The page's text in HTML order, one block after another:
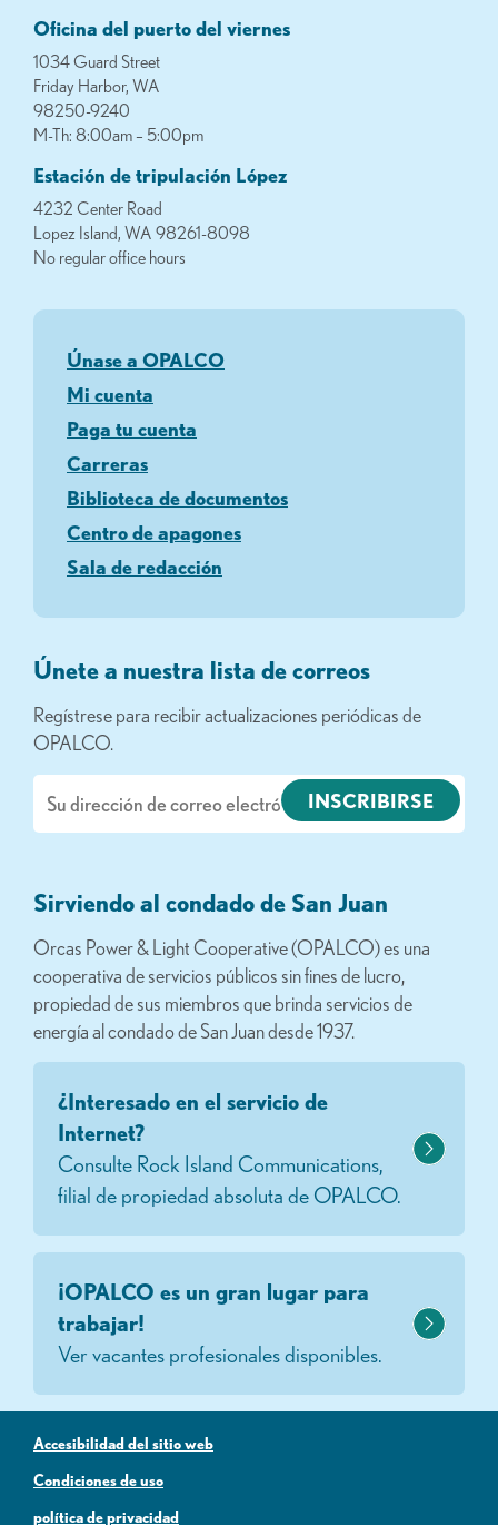
Oficina del puerto del viernes
1034 Guard Street
Friday Harbor, WA
98250-9240
M-Th: 8:00am – 5:00pm
Estación de tripulación López
4232 Center Road
Lopez Island, WA 98261-8098
No regular office hours
Únase a OPALCO
Mi cuenta
Paga tu cuenta
Carreras
Biblioteca de documentos
Centro de apagones
Sala de redacción
Únete a nuestra lista de correos
Regístrese para recibir actualizaciones periódicas de
OPALCO.
electrónico
Sirviendo al condado de San Juan
Orcas Power & Light Cooperative (OPALCO) es una
cooperativa de servicios públicos sin fines de lucro,
propiedad de sus miembros que brinda servicios de
energía al condado de San Juan desde 1937.
¿Interesado en el servicio de
Internet?
Consulte Rock Island Communications,
filial de propiedad absoluta de OPALCO.
¡OPALCO es un gran lugar para
trabajar!
Ver vacantes profesionales disponibles.
Accesibilidad del sitio web
Condiciones de uso
política de privacidad